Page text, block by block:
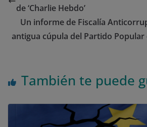
de ‘Charlie Hebdo’
Un informe de Fiscalía
antigua cúpula del Partido Popular
También te puede